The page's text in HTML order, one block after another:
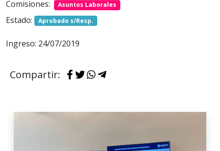
Comisiones: Asuntos Laborales
Estado: Aprobado s/Resp.
Ingreso: 24/07/2019
Compartir: